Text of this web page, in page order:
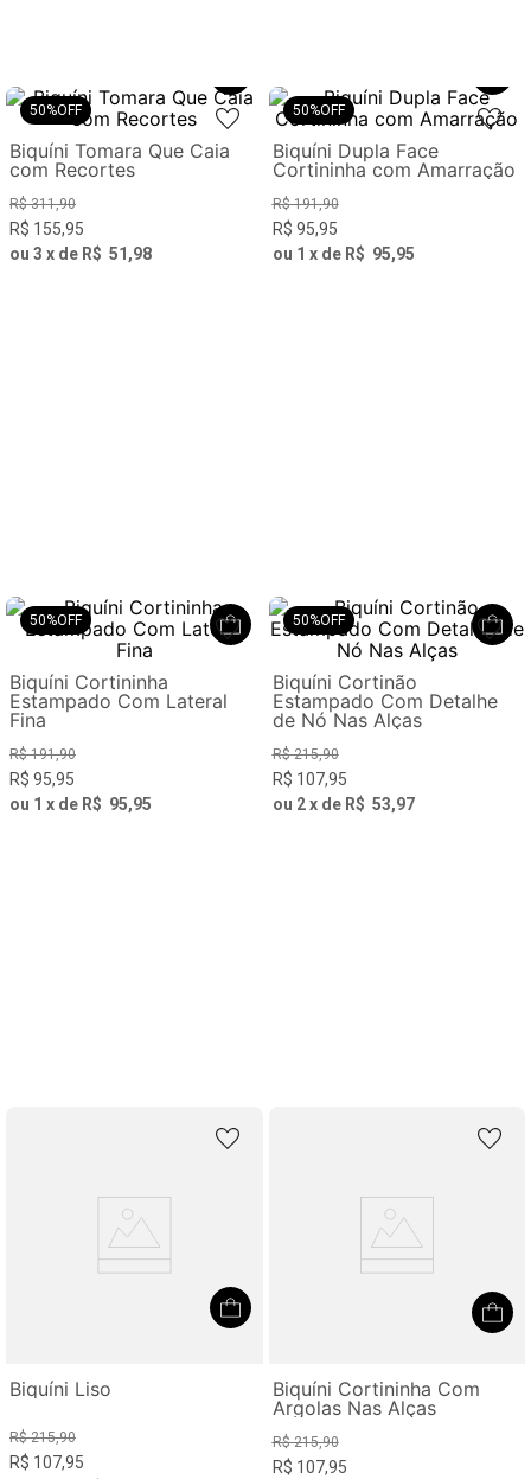
50%OFF
Biquíni Tomara Que Caia
com Recortes
R$ 311,90
R$ 155,95
ou 3 x de R$ 51 ,98
50%OFF
Biquíni Dupla Face
Cortininha com Amarração
R$ 191,90
R$ 95,95
ou 1 x de R$ 95,95
50%OFF
Biquíni Cortininha
Estampado Com Lateral
Fina
R$ 191,90
R$ 95,95
ou 1 x de R$ 95,95
50%OFF
Biquíni Cortinão
Estampado Com Detalhe
de Nó Nas Alças
R$ 215,90
R$ 107,95
ou 2 x de R$ 53,97
Biquíni Liso
R$ 215,90
R$ 107,95
Biquíni Cortininha Com
Argolas Nas Alças
R$ 215,90
R$ 107,95